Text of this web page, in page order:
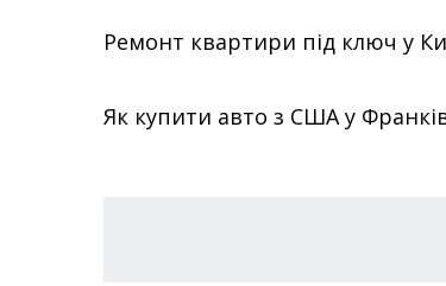
Ремонт квартири під ключ у
Як купити авто з США у